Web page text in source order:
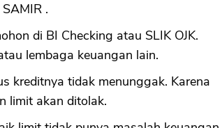
.
di BI Checking atau SLIK OJK.
lembaga keuangan lain.
kreditnya tidak menunggak. Karena
limit akan ditolak.